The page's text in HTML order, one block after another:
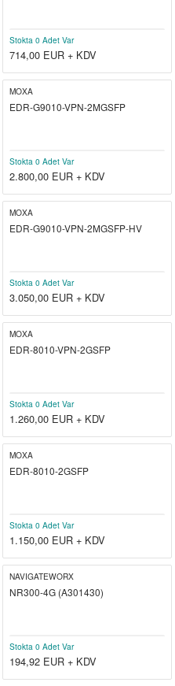
Stokta 0 Adet Var
714,00 EUR + KDV
MOXA
EDR-G9010-VPN-2MGSFP
Stokta 0 Adet Var
2.800,00 EUR + KDV
MOXA
EDR-G9010-VPN-2MGSFP-HV
Stokta 0 Adet Var
3.050,00 EUR + KDV
MOXA
EDR-8010-VPN-2GSFP
Stokta 0 Adet Var
1.260,00 EUR + KDV
MOXA
EDR-8010-2GSFP
Stokta 0 Adet Var
1.150,00 EUR + KDV
NAVIGATEWORX
NR300-4G (A301430)
Stokta 0 Adet Var
194,92 EUR + KDV